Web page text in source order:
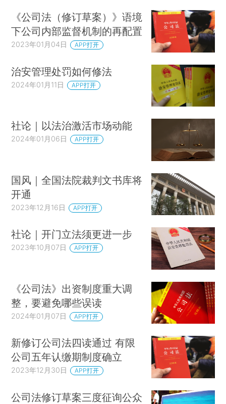
《公司法（修订草案）》语境
下公司内部监督机制的再配置
2023年01月04日 APP打开
治安管理处罚如何修法
2024年01月11日 APP打开
社论｜以法治激活市场动能
2024年01月06日 APP打开
国风｜全国法院裁判文书库将
开通
2023年12月16日 APP打开
社论｜开门立法须更进一步
2023年10月07日 APP打开
《公司法》出资制度重大调
整，要避免哪些误读
2024年01月07日 APP打开
新修订公司法四读通过 有限
公司五年认缴期制度确立
2023年12月30日 APP打开
公司法修订草案三度征询公众